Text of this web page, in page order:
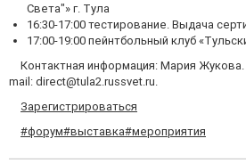
Света"» г. Тула
16:30-17:00 тестирование. Выдача
17:00-19:00 пейнтбольный клуб
Контактная информация: Мария Жукова.
mail: direct@tula2.russvet.ru.
Зарегистрироваться
#форум#выставка#мероприятия